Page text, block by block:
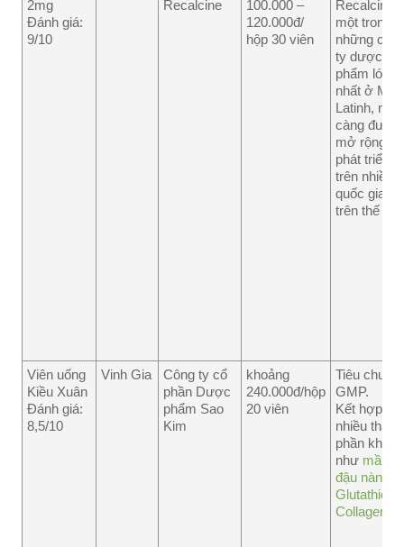
2mg
Đánh giá:
9/10
Recalcine
100.000 –
120.000đ/
hộp 30 viên
Recalcine
một trong
những
ty dược
phẩm lớn
nhất ở Mỹ
Latinh,
càng được
mở rộng và
phát triển
trên nhiều
quốc gia
trên thế
Viên uống
Kiều Xuân
Đánh giá:
8,5/10
Vinh Gia
Công ty cổ
phần Dược
phẩm Sao
Kim
khoảng
240.000đ/hộp
20 viên
Tiêu chuẩn:
GMP.
Kết hợp
nhiều thành
phần khác
như mầm
đậu nành
Glutathion
Collagen